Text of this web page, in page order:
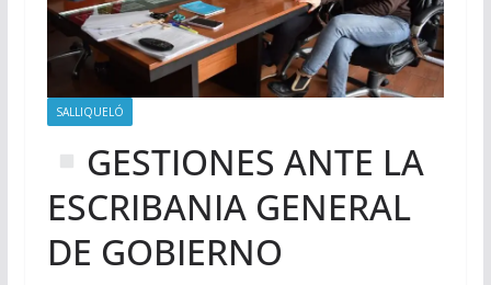
SALLIQUELÓ
GESTIONES ANTE LA
ESCRIBANIA GENERAL
DE GOBIERNO